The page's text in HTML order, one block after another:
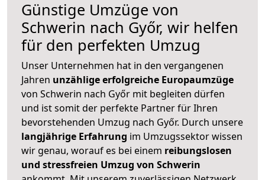
Günstige Umzüge von
Schwerin nach Győr, wir helfen
für den perfekten Umzug
Unser Unternehmen hat in den vergangenen
Jahren unzählige erfolgreiche Europaumzüge
von Schwerin nach Győr mit begleiten dürfen
und ist somit der perfekte Partner für Ihren
bevorstehenden Umzug nach Győr. Durch unsere
langjährige Erfahrung im Umzugssektor wissen
wir genau, worauf es bei einem reibungslosen
und stressfreien Umzug von Schwerin